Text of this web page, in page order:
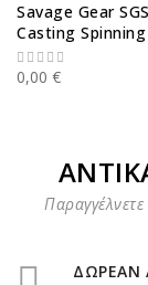
Savage Gear
Casting
0,00 €
ΔΩΡΕΑΝ